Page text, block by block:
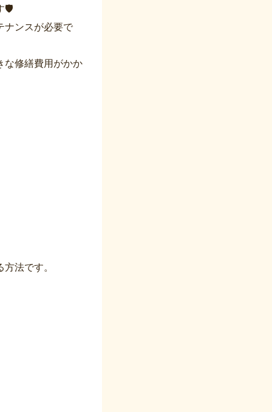
🛡️
ナンスが必要で
な修繕費用がかか
法です。